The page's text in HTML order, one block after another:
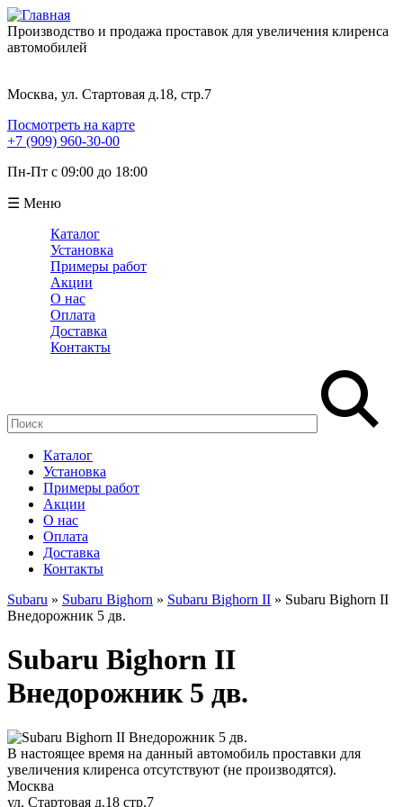
Производство и продажа проставок для увеличения клиренса
автомобилей
Москва, ул. Стартовая д.18, стр.7
Посмотреть на карте
+7 (909) 960-30-00
Пн-Пт с 09:00 до 18:00
☰ Меню
Каталог
Установка
Примеры работ
Акции
О нас
Оплата
Доставка
Контакты
Каталог
Установка
Примеры работ
Акции
О нас
Оплата
Доставка
Контакты
Subaru » Subaru Bighorn » Subaru Bighorn II » Subaru Bighorn II
Внедорожник 5 дв.
Subaru Bighorn II
Внедорожник 5 дв.
В настоящее время на данный автомобиль проставки для
увеличения клиренса отсутствуют (не производятся).
Москва
ул. Стартовая д.18 стр.7